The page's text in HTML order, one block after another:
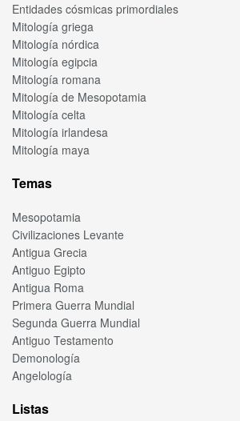
Entidades cósmicas primordiales
Mitología griega
Mitología nórdica
Mitología egipcia
Mitología romana
Mitología de Mesopotamia
Mitología celta
Mitología irlandesa
Mitología maya
Temas
Mesopotamia
Civilizaciones Levante
Antigua Grecia
Antiguo Egipto
Antigua Roma
Primera Guerra Mundial
Segunda Guerra Mundial
Antiguo Testamento
Demonología
Angelología
Listas